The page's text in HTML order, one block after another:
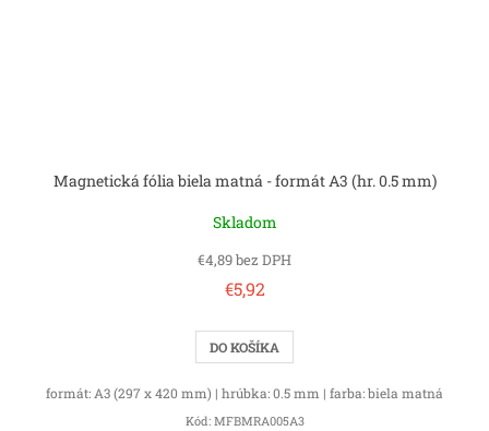
Magnetická fólia biela matná - formát A3 (hr. 0.5 mm)
Skladom
€4,89 bez DPH
€5,92
DO KOŠÍKA
formát: A3 (297 x 420 mm) | hrúbka: 0.5 mm | farba: biela matná
Kód: MFBMRA005A3